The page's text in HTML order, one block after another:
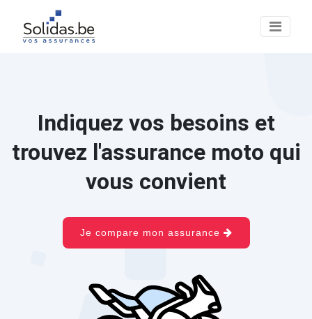
Indiquez vos besoins et
trouvez l'assurance moto qui
vous convient
Je compare mon assurance